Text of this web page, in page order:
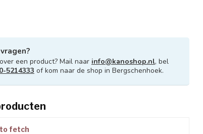
een product? Mail naar info@kanoshop.nl, bel
5214333 of kom naar de shop in Bergschenhoek.
fetch